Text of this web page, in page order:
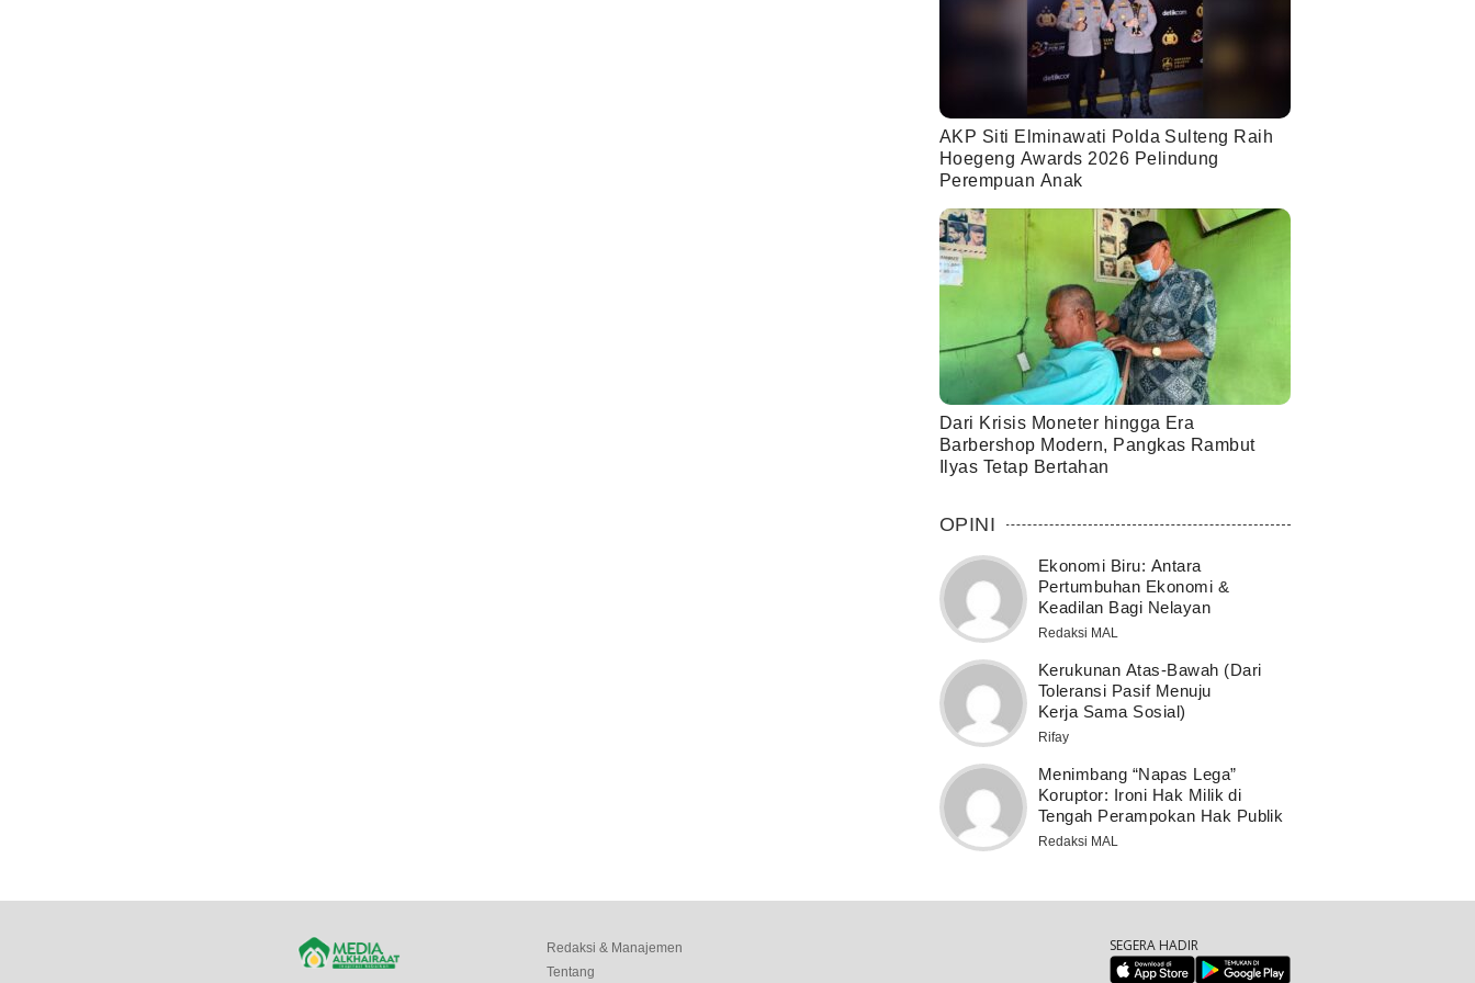
AKP Siti Elminawati Polda Sulteng Raih
Hoegeng Awards 2026 Pelindung
Perempuan Anak
Dari Krisis Moneter hingga Era
Barbershop Modern, Pangkas Rambut
Ilyas Tetap Bertahan
OPINI
Ekonomi Biru: Antara
Pertumbuhan Ekonomi &
Keadilan Bagi Nelayan
Redaksi MAL
Kerukunan Atas-Bawah (Dari
Toleransi Pasif Menuju
Kerja Sama Sosial)
Rifay
Menimbang “Napas Lega”
Koruptor: Ironi Hak Milik di
Tengah Perampokan Hak Publik
Redaksi MAL
Redaksi & Manajemen
Tentang
SEGERA HADIR